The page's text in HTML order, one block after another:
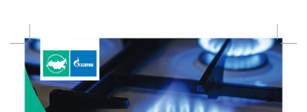
10 Авг 2026 17:32 185
Больше отдыха: в 2027 году в России планируется
семь сокращенных рабочих недель